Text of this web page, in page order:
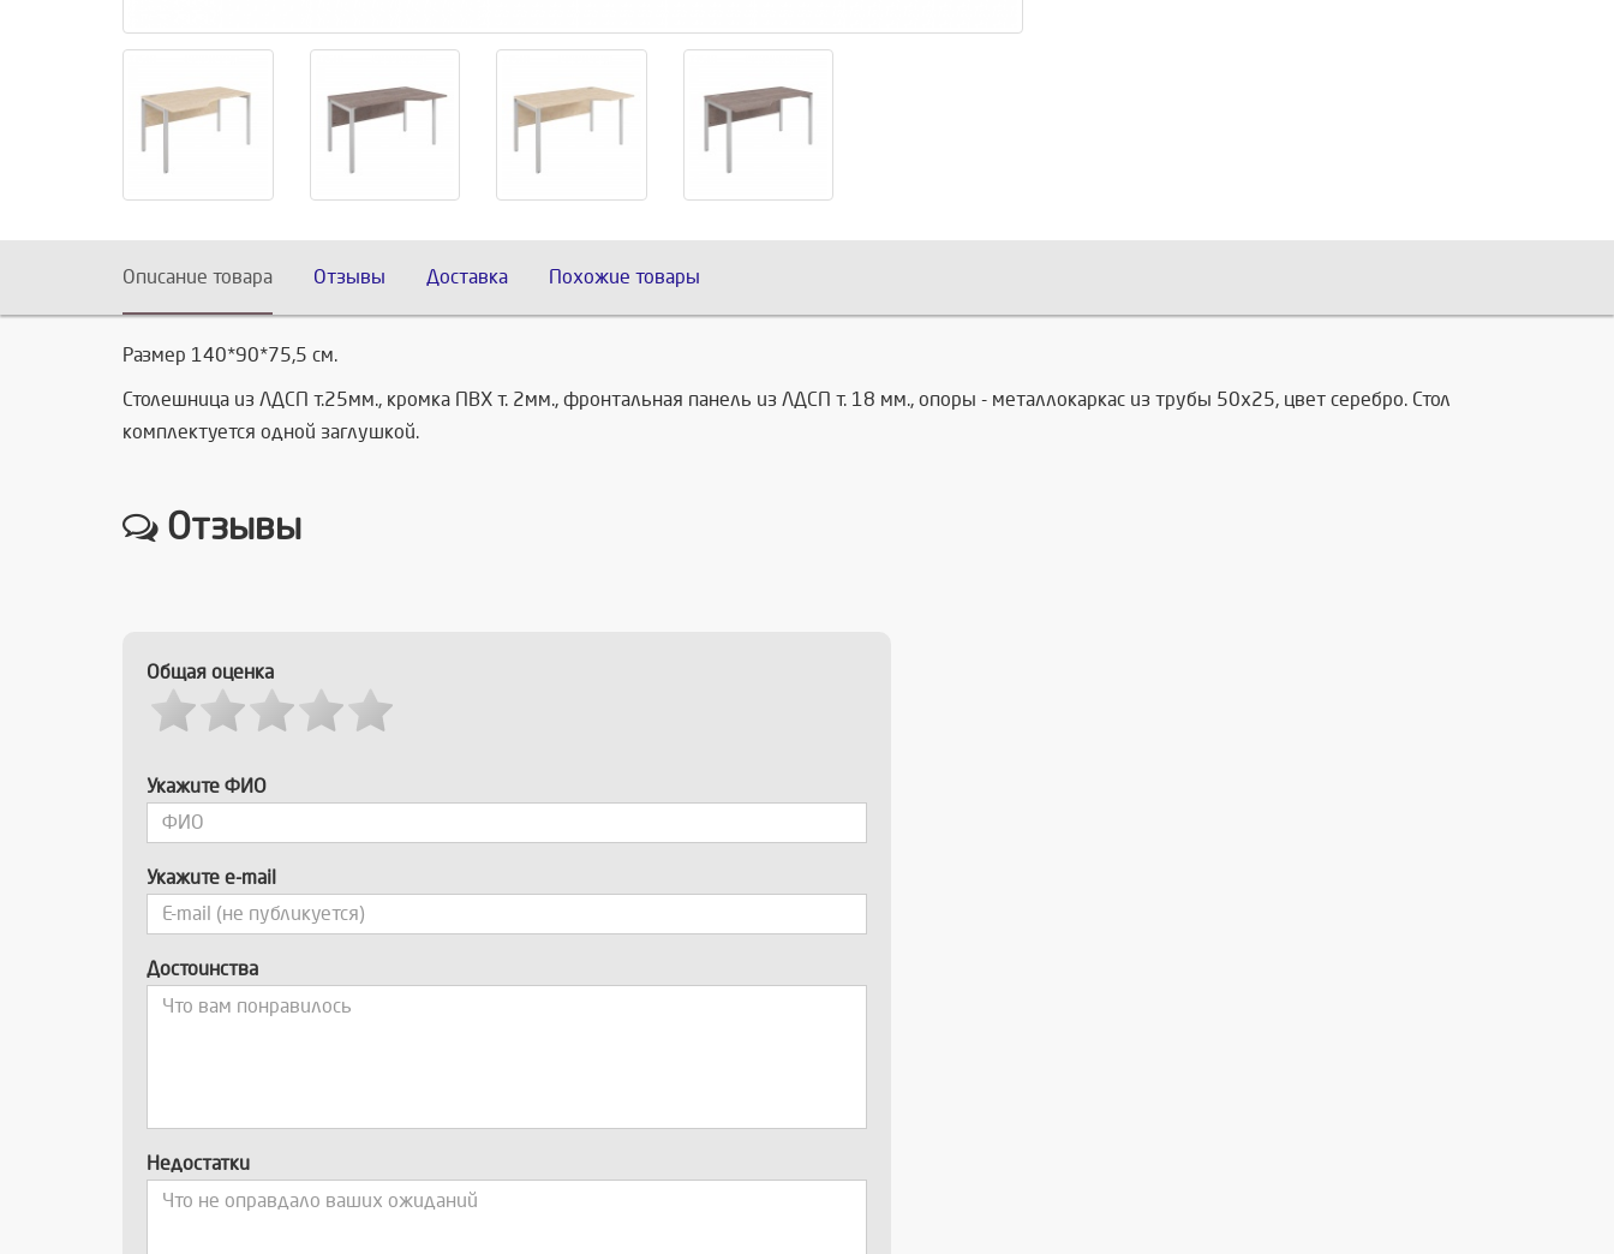
Описание товара Отзывы Доставка Похожие товары
Размер 140*90*75,5 см.
Столешница из ЛДСП т.25мм., кромка ПВХ т. 2мм., фронтальная панель из ЛДСП т. 18 мм., опоры - металлокаркас из трубы 50х25, цвет серебро. Стол
комплектуется одной заглушкой.
Отзывы
Общая оценка
Укажите ФИО
Укажите e-mail
Достоинства
Недостатки